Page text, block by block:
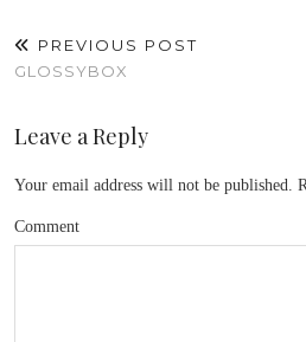
PREVIOUS POST
GLOSSYBOX
Leave a Reply
Your email address will not be published.
Comment